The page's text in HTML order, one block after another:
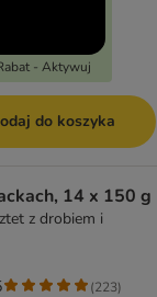
- Aktywuj
do koszyka
14 x 150 g
z drobiem i
(223)